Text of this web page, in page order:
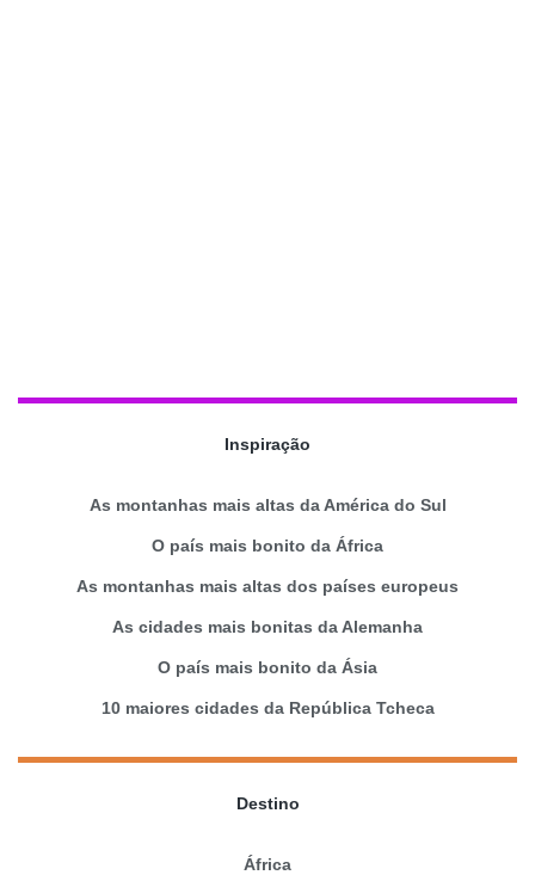
Inspiração
As montanhas mais altas da América do Sul
O país mais bonito da África
As montanhas mais altas dos países europeus
As cidades mais bonitas da Alemanha
O país mais bonito da Ásia
10 maiores cidades da República Tcheca
Destino
África